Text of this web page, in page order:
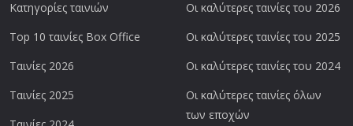
Κατηγορίες ταινιών
Top 10 ταινίες Box Office
Ταινίες 2026
Ταινίες 2025
Οι καλύτερες ταινίες του 2026
Οι καλύτερες ταινίες του 2025
Οι καλύτερες ταινίες του 2024
Οι καλύτερες ταινίες όλων
των εποχών